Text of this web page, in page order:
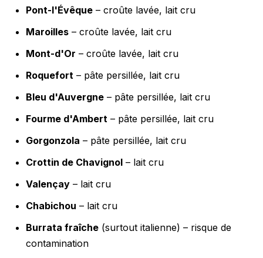
Pont-l'Évêque – croûte lavée, lait cru
Maroilles – croûte lavée, lait cru
Mont-d'Or – croûte lavée, lait cru
Roquefort – pâte persillée, lait cru
Bleu d'Auvergne – pâte persillée, lait cru
Fourme d'Ambert – pâte persillée, lait cru
Gorgonzola – pâte persillée, lait cru
Crottin de Chavignol – lait cru
Valençay – lait cru
Chabichou – lait cru
Burrata fraîche (surtout italienne) – risque de
contamination